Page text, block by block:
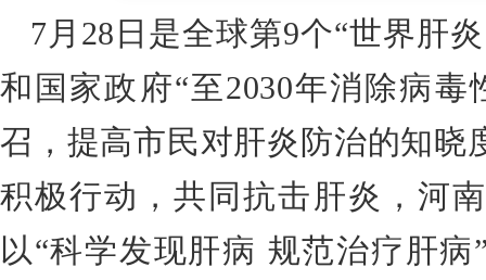
7月28日是全球第9个“世界肝
和国家政府“至2030年消除病
召，提高市民对肝炎防治的知晓
积极行动，共同抗击肝炎，河
以“科学发现肝病 规范治疗肝